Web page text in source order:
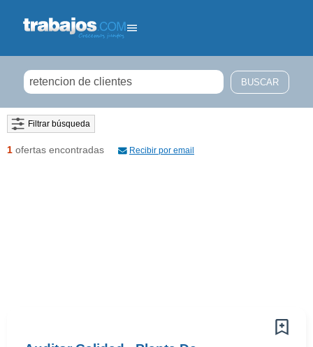
Filtrar búsqueda
1 ofertas encontradas Recibir por email